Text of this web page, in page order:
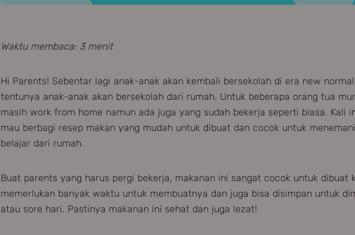
Waktu membaca: 3 menit
Hi Parents! Sebentar lagi anak-anak akan kembali bersekolah di era new
tentunya anak-anak akan bersekolah dari rumah. Untuk beberapa orang tua
masih work from home namun ada juga yang sudah bekerja seperti biasa. Kali
mau berbagi resep makan yang mudah untuk dibuat dan cocok untuk
belajar dari rumah.
Buat parents yang harus pergi bekerja, makanan ini sangat cocok untuk dibuat
memerlukan banyak waktu untuk membuatnya dan juga bisa disimpan untuk
atau sore hari. Pastinya makanan ini sehat dan juga lezat!